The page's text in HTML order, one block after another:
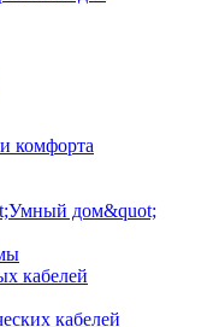
комфорта
дом&quot;
кабелей
кабелей